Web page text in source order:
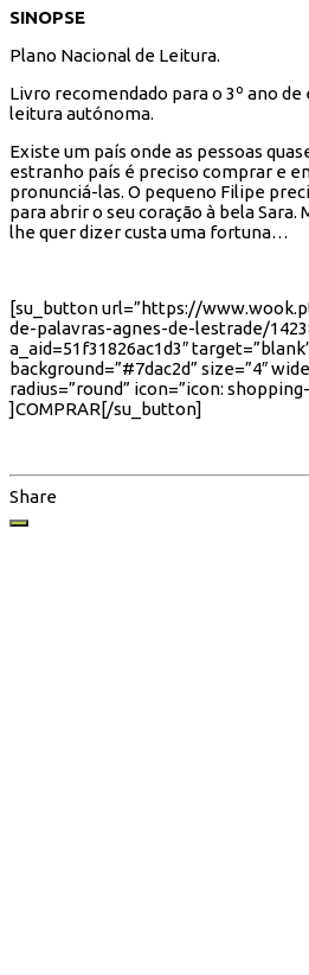
SINOPSE
Plano Nacional de Leitura.
Livro recomendado para o 3º ano
leitura autónoma.
Existe um país onde as pessoas
estranho país é preciso comprar e
pronunciá-las. O pequeno Filipe
para abrir o seu coração à bela Sara.
lhe quer dizer custa uma fortuna…
[su_button url=”https://
de-palavras-agnes-de-lestrade/
a_aid=51f31826ac1d3″
background=”#7dac2d” size=”4″
radius=”round” icon=”icon:
]COMPRAR[/su_button]
Share